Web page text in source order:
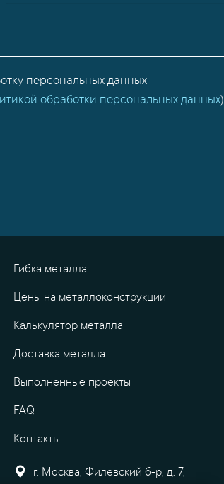
персональных данных
обработки персональных данных)
Гибка металла
Цены на металлоконструкции
Калькулятор металла
Доставка металла
Выполненные проекты
FAQ
Контакты
г. Москва, Филёвский б-р, д. 7,